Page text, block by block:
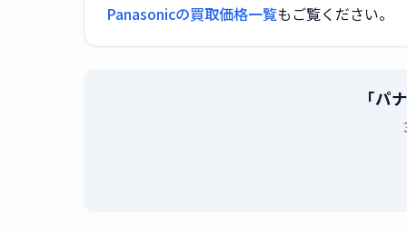
Panasonicの買取価格一覧もご覧ください。
「パ